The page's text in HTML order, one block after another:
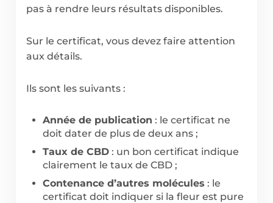
pas à rendre leurs résultats disponibles.
Sur le certificat, vous devez faire attention
aux détails.
Ils sont les suivants :
Année de publication : le certificat ne
doit dater de plus de deux ans ;
Taux de CBD : un bon certificat indique
clairement le taux de CBD ;
Contenance d’autres molécules : le
certificat doit indiquer si la fleur est pure